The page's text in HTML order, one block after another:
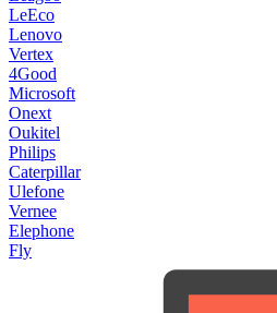
LeEco
Lenovo
Vertex
4Good
Microsoft
Onext
Oukitel
Philips
Caterpillar
Ulefone
Vernee
Elephone
Fly